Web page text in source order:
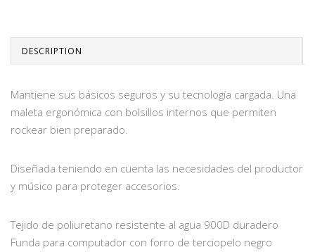
DESCRIPTION
Mantiene sus básicos seguros y su tecnología cargada. Una
maleta ergonómica con bolsillos internos que permiten
rockear bien preparado.
Diseñada teniendo en cuenta las necesidades del productor
y músico para proteger accesorios.
Tejido de poliuretano resistente al agua 900D duradero
Funda para computador con forro de terciopelo negro